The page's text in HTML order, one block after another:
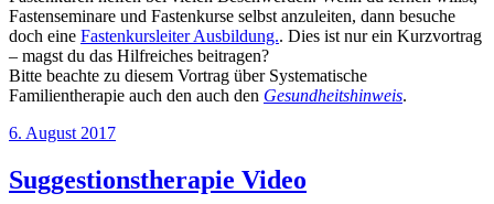
Fastenseminare und Fastenkurse selbst anzuleiten, dann besuche
doch eine Fastenkursleiter Ausbildung.. Dies ist nur ein Kurzvortrag
– magst du das Hilfreiches beitragen?
Bitte beachte zu diesem Vortrag über Systematische
Familientherapie auch den auch den Gesundheitshinweis.
Veröffentlicht
6. August 2017
Suggestionstherapie Video